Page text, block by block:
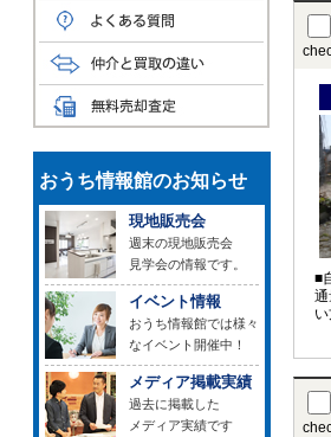
■
おうち情報館のお知らせ
現地販売会
週末の現地販売会
見学会の情報です。
イベント情報
おうち情報館では様々
なイベント開催中！
メディア掲載実績
過去に掲載した
メディア実績です